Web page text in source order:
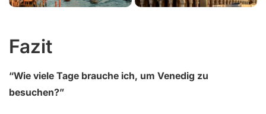
Fazit
“Wie viele Tage brauche ich, um Venedig zu
besuchen?”